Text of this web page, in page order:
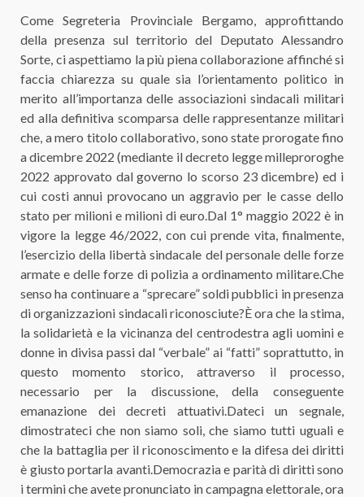
Come Segreteria Provinciale Bergamo, approfittando
della presenza sul territorio del Deputato Alessandro
Sorte, ci aspettiamo la più piena collaborazione affinché si
faccia chiarezza su quale sia l’orientamento politico in
merito all’importanza delle associazioni sindacali militari
ed alla definitiva scomparsa delle rappresentanze militari
che, a mero titolo collaborativo, sono state prorogate fino
a dicembre 2022 (mediante il decreto legge milleproroghe
2022 approvato dal governo lo scorso 23 dicembre) ed i
cui costi annui provocano un aggravio per le casse dello
stato per milioni e milioni di euro.Dal 1° maggio 2022 è in
vigore la legge 46/2022, con cui prende vita, finalmente,
l’esercizio della libertà sindacale del personale delle forze
armate e delle forze di polizia a ordinamento militare.Che
senso ha continuare a “sprecare” soldi pubblici in presenza
di organizzazioni sindacali riconosciute?È ora che la stima,
la solidarietà e la vicinanza del centrodestra agli uomini e
donne in divisa passi dal “verbale” ai “fatti” soprattutto, in
questo momento storico, attraverso il processo,
necessario per la discussione, della conseguente
emanazione dei decreti attuativi.Dateci un segnale,
dimostrateci che non siamo soli, che siamo tutti uguali e
che la battaglia per il riconoscimento e la difesa dei diritti
è giusto portarla avanti.Democrazia e parità di diritti sono
i termini che avete pronunciato in campagna elettorale, ora